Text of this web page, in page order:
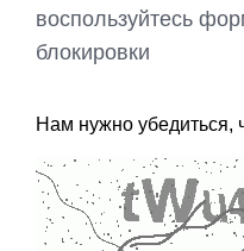
воспользуйтесь
блокировки
Нам нужно убедиться,